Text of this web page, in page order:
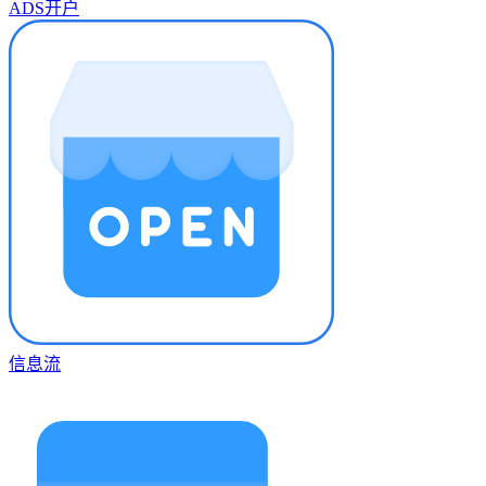
ADS开户
信息流